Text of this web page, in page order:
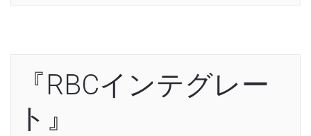
『RBCインテグレー
ト』